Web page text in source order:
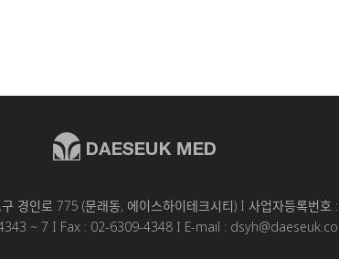
경인로 775 (문래동, 에이스하이테크시티) I 사업자등록번
~ 7 I Fax : 02-6309-4348 I E-mail :